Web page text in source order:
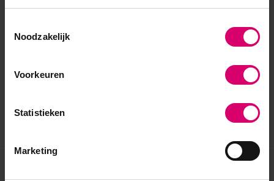
Noodzakelijk
Voorkeuren
Statistieken
Marketing